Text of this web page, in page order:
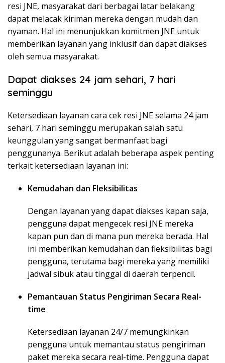
resi JNE, masyarakat dari berbagai latar belakang
dapat melacak kiriman mereka dengan mudah dan
nyaman. Hal ini menunjukkan komitmen JNE untuk
memberikan layanan yang inklusif dan dapat diakses
oleh semua masyarakat.
Dapat diakses 24 jam sehari, 7 hari
seminggu
Ketersediaan layanan cara cek resi JNE selama 24 jam
sehari, 7 hari seminggu merupakan salah satu
keunggulan yang sangat bermanfaat bagi
penggunanya. Berikut adalah beberapa aspek penting
terkait ketersediaan layanan ini:
Kemudahan dan Fleksibilitas
Dengan layanan yang dapat diakses kapan saja,
pengguna dapat mengecek resi JNE mereka
kapan pun dan di mana pun mereka berada. Hal
ini memberikan kemudahan dan fleksibilitas bagi
pengguna, terutama bagi mereka yang memiliki
jadwal sibuk atau tinggal di daerah terpencil.
Pemantauan Status Pengiriman Secara Real-
time
Ketersediaan layanan 24/7 memungkinkan
pengguna untuk memantau status pengiriman
paket mereka secara real-time. Pengguna dapat